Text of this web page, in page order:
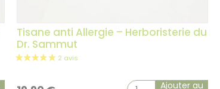
Tisane anti Allergie – Herboristerie du
Dr. Sammut
Ajouter au